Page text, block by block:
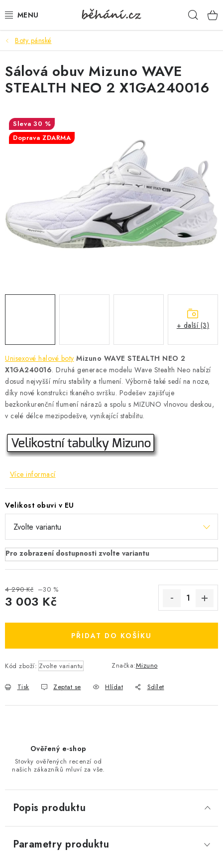
na
BOTY PÁNSKÉ
BOTY DÁMSKÉ
PÁNSKÉ OBLEČENÍ
DÁMSKÉ OBLEČENÍ
DOPLŇKY
VELIKOSTNÍ TABULKY
KONTAKT
BOTY DĚTSKÉ
MEGA SLEVY
NOVINKY
NOVINKY MIZUNO
NOVINKY INOV-8
OBLÍBENÉ DROBNOSTI
Ceník dopravy
Moje objednávka
Jak vyměnit nebo vrátit zboží
Ochrana osobních údajů
Zásady používání souborů cookies
Boty pánské
Unisexové halové boty Mizuno WAVE STEALTH NEO 2
X1GA240016. Druhá generace modelu Wave Stealth Neo nabízí
dosud nejvyšší míru stability a tlumení. Výborně také sedí na noze,
díky nové konstrukci tkaného svršku. Podešev zajišťuje
bezkonkurenční tlumení nárazů a spolu s MIZUNO vlnovou deskou,
v celé délce mezipodešve, vynikající stabilitu.
Více informací
Velikost obuvi v EU
4 290 Kč –30 %
3 003 Kč
PŘIDAT DO KOŠÍKU
Kód zboží: Zvolte variantu Značka:Mizuno
Tisk Zeptat se Hlídat Sdílet
Sálová obuv Mizuno WAVE
STEALTH NEO 2 X1GA240016
30 %
Doprava ZDARMA
+ další (3)
Ověřený e-shop
Stovky ověřených recenzí od
našich zákazníků mluví za vše.
Popis produktu
Parametry produktu